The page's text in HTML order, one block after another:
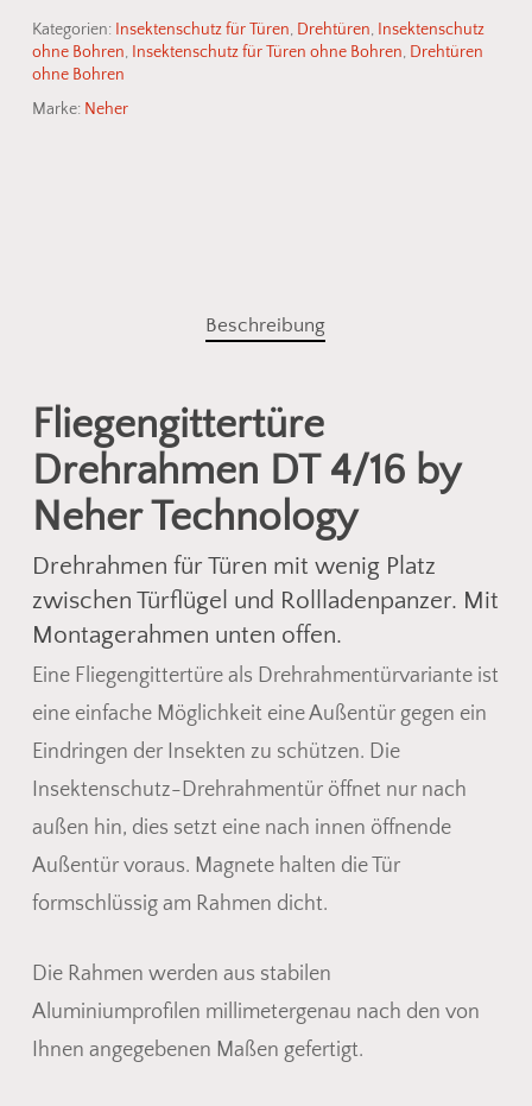
Es befinden sich keine Produkte
im Warenkorb.
Kategorien: Insektenschutz für Türen, Drehtüren, Insektenschutz
ohne Bohren, Insektenschutz für Türen ohne Bohren, Drehtüren
ohne Bohren
Marke: Neher
Beschreibung
Fliegengittertüre
Drehrahmen DT 4/16 by
Neher Technology
Drehrahmen für Türen mit wenig Platz
zwischen Türflügel und Rollladenpanzer. Mit
Montagerahmen unten offen.
Eine Fliegengittertüre als Drehrahmentürvariante ist
eine einfache Möglichkeit eine Außentür gegen ein
Eindringen der Insekten zu schützen. Die
Insektenschutz-Drehrahmentür öffnet nur nach
außen hin, dies setzt eine nach innen öffnende
Außentür voraus. Magnete halten die Tür
formschlüssig am Rahmen dicht.
Die Rahmen werden aus stabilen
Aluminiumprofilen millimetergenau nach den von
Ihnen angegebenen Maßen gefertigt.